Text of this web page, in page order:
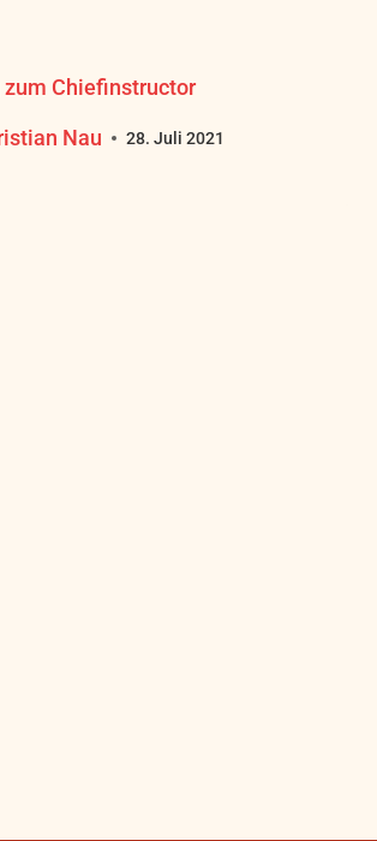
zum Chiefinstructor
Nau 28. Juli 2021